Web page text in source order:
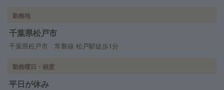
勤務地
千葉県松戸市
千葉県松戸市 常磐線 松戸駅徒歩1分
勤務曜日・頻度
平日が休み